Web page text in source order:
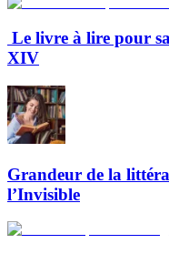
Le livre à lire pour
XIV
Grandeur de la
l’Invisible